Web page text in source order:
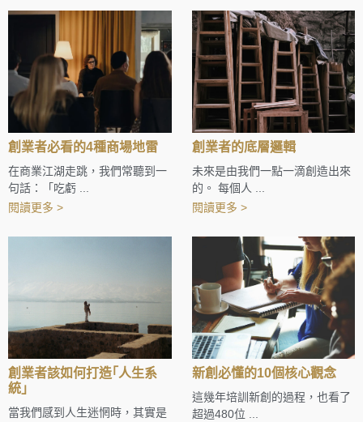
創業者必看的4種商場地雷
在商業江湖走跳，我們常聽到一
句話：「吃虧 ...
閱讀更多 >
創業者的底層邏輯
未來是由我們一點一滴創造出來
的。 每個人 ...
閱讀更多 >
創業者該如何打造｢人生系
統｣
當我們感到人生迷惘時，其實是
新創必懂的10個核心觀念
這幾年培訓新創的過程，也看了
超過480位 ...